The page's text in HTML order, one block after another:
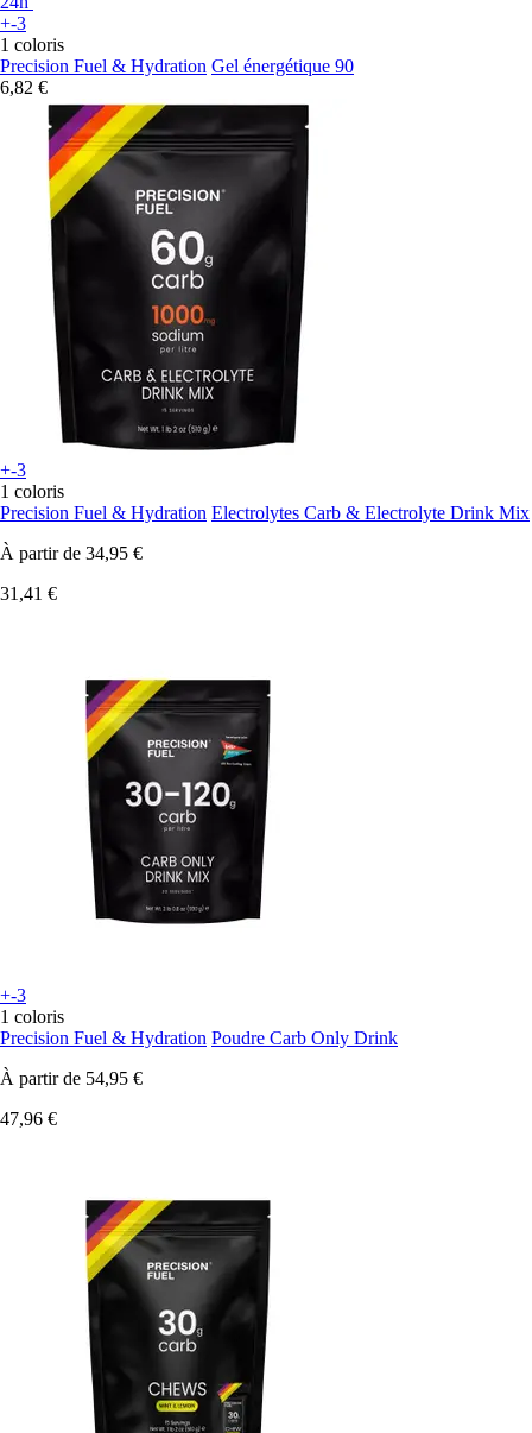
+-3
1 coloris
Precision Fuel & Hydration Gel énergétique 90
6,82 €
+-3
1 coloris
Precision Fuel & Hydration Electrolytes Carb & Electrolyte Drink Mix
À partir de 34,95 €
31,41 €
+-3
1 coloris
Precision Fuel & Hydration Poudre Carb Only Drink
À partir de 54,95 €
47,96 €